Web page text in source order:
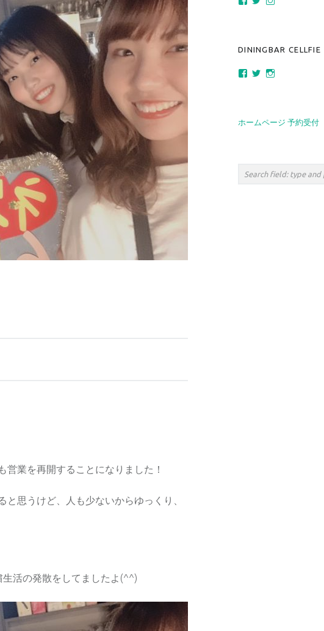
業を再開することになりました！
思うけど、人も少ないからゆっくり、
活の発散をしてましたよ(^^)
267691313404160 さんのプロフィールを Facebook で表示 bar_sankaku さんのプロフィールを Twitter で表示 bar.sankaku さんのプロフィールを Instagram で表示
DININGBAR CELLFIE
235919683571472 さんのプロフィールを Facebook で表示 cellfie_namba さんのプロフィールを Twitter で表示 diningbar.cellfie さんのプロフィールを Instagram で表示
ホームページ 予約受付